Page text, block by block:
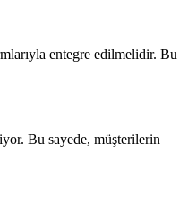
entegre edilmelidir. Bu
Bu sayede, müşterilerin